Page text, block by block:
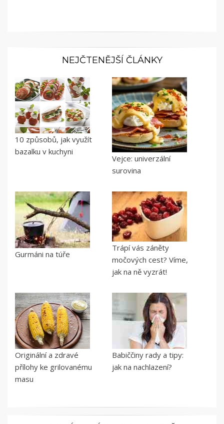
NEJČTENĚJŠÍ ČLÁNKY
10 způsobů, jak využít
bazalku v kuchyni
Vejce: univerzální
surovina
Gurmáni na túře
Trápí vás záněty
močových cest? Víme,
jak na ně vyzrát!
Originální a zdravé
přílohy ke grilovanému
masu
Babiččiny rady a tipy:
jak na nachlazení?